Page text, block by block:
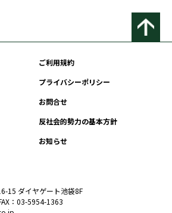
ご利用規約
プライバシーポリシー
お問合せ
反社会的勢力の基本方針
お知らせ
15 ダイヤゲート池袋8F
：03-5954-1363